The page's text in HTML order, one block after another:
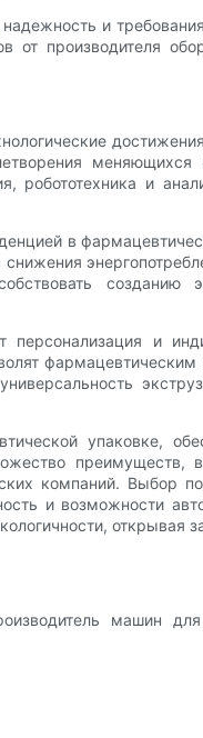
и
от производителя
меняющихся
робототехника и
в
созданию
и
упаковке,
преимуществ,
компаний. Выбор
и возможности
открывая
машин